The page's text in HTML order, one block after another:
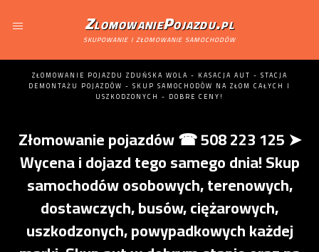
ZlomowaniePojazdu.pl
skupowanie i złomowanie samochodów
ZŁOMOWANIE POJAZDU ZDUŃSKA WOLA - KASACJA AUT - STACJA
DEMONTAŻU POJAZDÓW - SKUP SAMOCHODÓW NA ZŁOM CAŁYCH I
USZKODZONYCH - DOBRE CENY!
Złomowanie pojazdów ☎ 508 223 125 ➤
Wycena i dojazd tego samego dnia! Skup
samochodów osobowych, terenowych,
dostawczych, busów, ciężarowych,
uszkodzonych, powypadkowych każdej